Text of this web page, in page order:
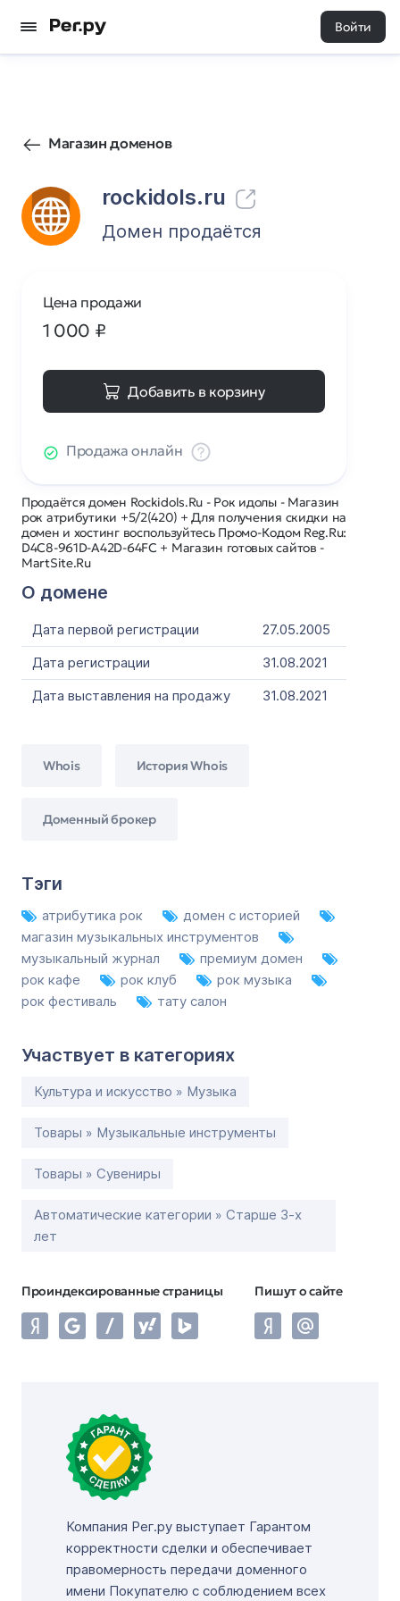
Войти
Магазин доменов
rockidols.ru
441 0
Домен продаётся
Продаётся домен Rockidols.Ru - Рок идолы - Магазин
рок атрибутики +5/2(420) + Для получения скидки на
домен и хостинг воспользуйтесь Промо-Кодом Reg.Ru:
D4C8-961D-A42D-64FC + Магазин готовых сайтов -
MartSite.Ru
О домене
Дата первой регистрации
27.05.2005
Дата регистрации
31.08.2021
Дата выставления на продажу
31.08.2021
Whois История Whois
Доменный брокер
Тэги
атрибутика рок
домен с историей
магазин музыкальных инструментов
музыкальный журнал
премиум домен
рок кафе
рок клуб
рок музыка
рок фестиваль
тату салон
Участвует в категориях
Культура и искусство » Музыка
Товары » Музыкальные инструменты
Товары » Сувениры
Автоматические категории » Старше 3-х
лет
Проиндексированные страницы Пишут о сайте
Цена продажи
1 000 ₽
Добавить в корзину
Продажа онлайн
Компания Рег.ру выступает Гарантом
корректности сделки и обеспечивает
правомерность передачи доменного
имени Покупателю с соблюдением всех